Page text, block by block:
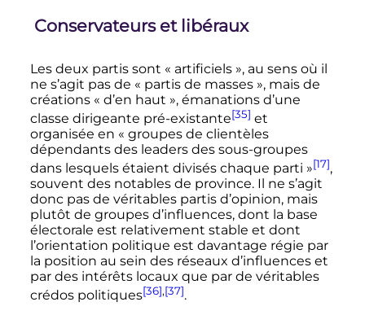
Conservateurs et libéraux
Les deux partis sont « artificiels », au sens où il
ne s’agit pas de « partis de masses », mais de
créations « d’en haut », émanations d’une
classe dirigeante pré-existante[35] et
organisée en « groupes de clientèles
dépendants des leaders des sous-groupes
dans lesquels étaient divisés chaque parti »[17],
souvent des notables de province. Il ne s’agit
donc pas de véritables partis d’opinion, mais
plutôt de groupes d’influences, dont la base
électorale est relativement stable et dont
l’orientation politique est davantage régie par
la position au sein des réseaux d’influences et
par des intérêts locaux que par de véritables
crédos politiques[36],[37].